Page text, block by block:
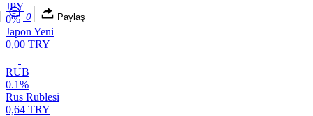
JPY
0%
Japon Yeni
0,00 TRY
RUB
0.1%
Rus Rublesi
0,64 TRY
0 Paylaş